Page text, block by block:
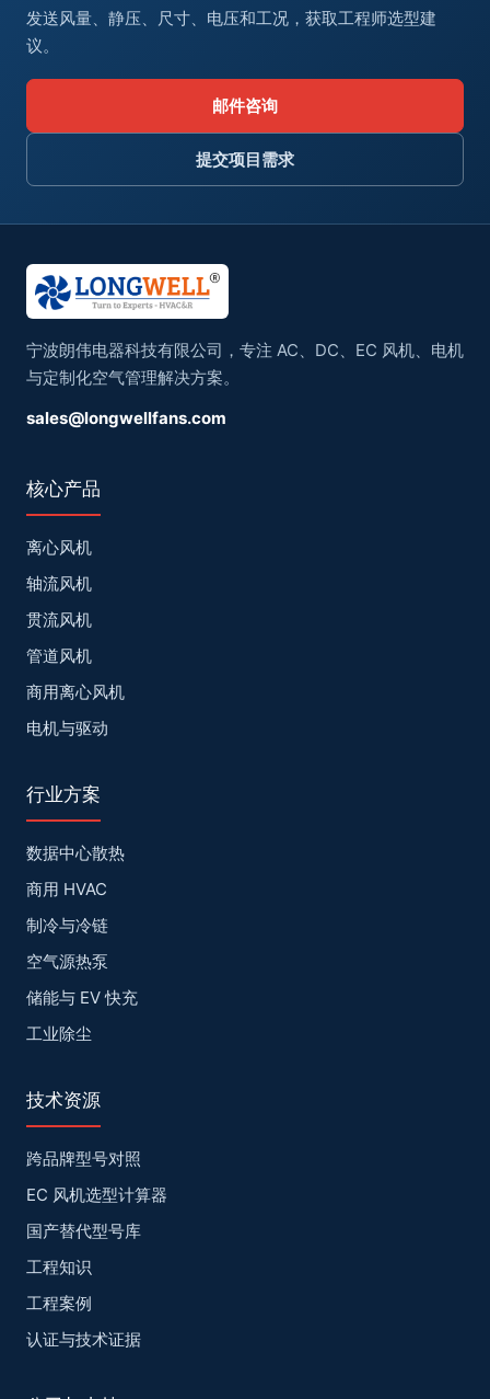
发送风量、静压、尺寸、电压和工况，获取工程师选型建
议。
邮件咨询
提交项目需求
宁波朗伟电器科技有限公司，专注 AC、DC、EC 风机、电机
与定制化空气管理解决方案。
sales@longwellfans.com
核心产品
离心风机
轴流风机
贯流风机
管道风机
商用离心风机
电机与驱动
行业方案
数据中心散热
商用 HVAC
制冷与冷链
空气源热泵
储能与 EV 快充
工业除尘
技术资源
跨品牌型号对照
EC 风机选型计算器
国产替代型号库
工程知识
工程案例
认证与技术证据